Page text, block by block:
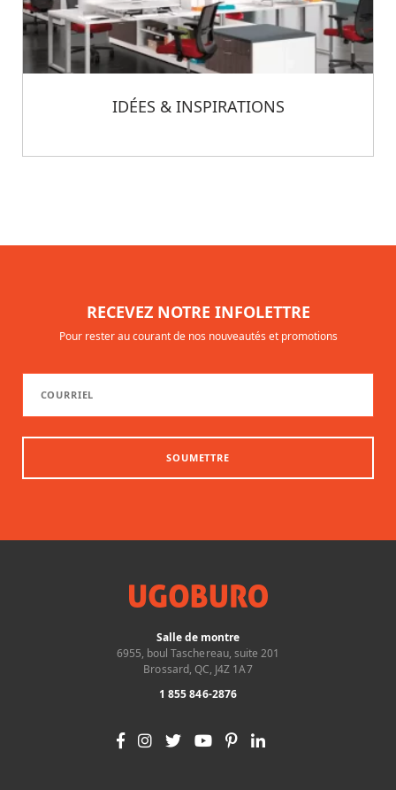
IDÉES & INSPIRATIONS
RECEVEZ NOTRE INFOLETTRE
Pour rester au courant de nos nouveautés et promotions
SOUMETTRE
Salle de montre
6955, boul Taschereau, suite 201
Brossard, QC, J4Z 1A7
1 855 846-2876